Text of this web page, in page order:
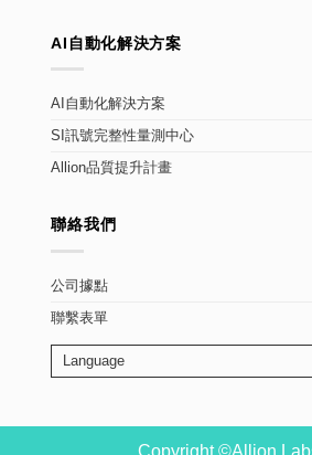
AI自動化解決方案
AI自動化解決方案
SI訊號完整性量測中心
Allion品質提升計畫
聯絡我們
公司據點
聯繫表單
Language
Copyright ©Allion